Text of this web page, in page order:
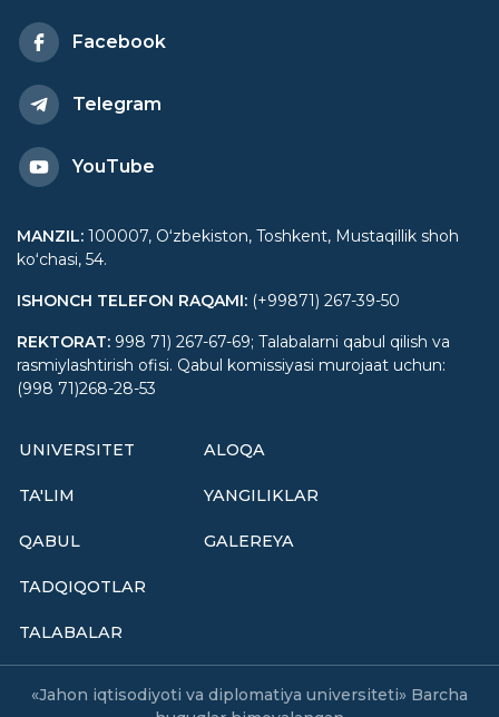
Facebook
Telegram
YouTube
MANZIL: 100007, Oʻzbekiston, Toshkent, Mustaqillik shoh
koʻchasi, 54.
ISHONCH TELEFON RAQAMI: (+99871) 267-39-50
REKTORAT: 998 71) 267-67-69; Talabalarni qabul qilish va
rasmiylashtirish ofisi. Qabul komissiyasi murojaat uchun:
(998 71)268-28-53
UNIVERSITET
TA'LIM
QABUL
TADQIQOTLAR
TALABALAR
ALOQA
YANGILIKLAR
GALEREYA
«Jahon iqtisodiyoti va diplomatiya universiteti» Barcha